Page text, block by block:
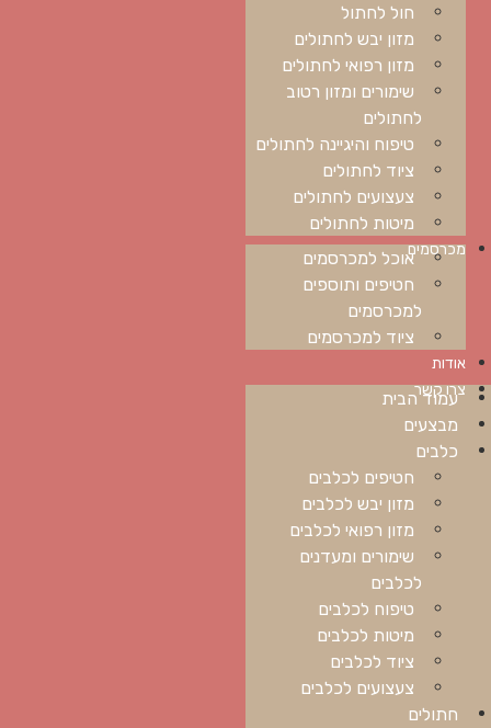
חול לחתול
מזון יבש לחתולים
מזון רפואי לחתולים
שימורים ומזון רטוב
לחתולים
טיפוח והיגיינה לחתולים
ציוד לחתולים
צעצועים לחתולים
מיטות לחתולים
מכרסמיםאוכל למכרסמים
חטיפים ותוספים
למכרסמים
ציוד למכרסמים
אודות
צרו קשר
עמוד הבית
מבצעים
כלבים
חטיפים לכלבים
מזון יבש לכלבים
מזון רפואי לכלבים
שימורים ומעדנים
לכלבים
טיפוח לכלבים
מיטות לכלבים
ציוד לכלבים
צעצועים לכלבים
חתולים